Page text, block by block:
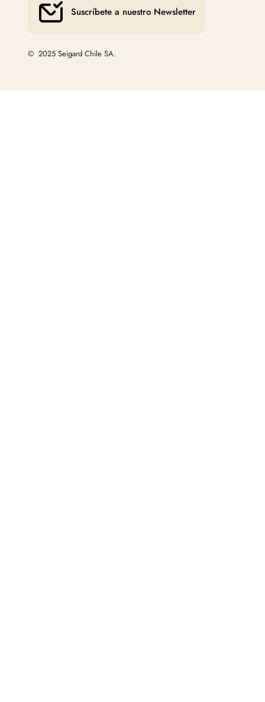
Suscríbete a nuestro Newsletter
© 2025 Seigard Chile SA.